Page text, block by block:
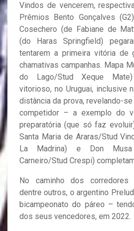
Vindos de vencerem,
Prêmios Bento Gonçalves
Cosechero (de Fabiane de
(do Haras Springfield)
tentarem a primeira vitória de
chamativas campanhas. Mapa
do Lago/Stud Xeque
vitorioso, no Uruguai, inclusive
distância da prova, revelando-
competidor – a exemplo do
preparatória (que só faz
Santa Maria de Araras/Stud
La Madrina) e Don
Carneiro/Stud Crespi)
No caminho dos corredores
dentre outros, o argentino
bicampeonato do páreo –
dos seus vencedores, em 2022.